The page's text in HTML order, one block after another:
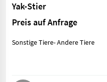
Yak-Stier
Preis auf Anfrage
Sonstige Tiere- Andere Tiere